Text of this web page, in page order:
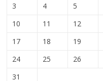
3
4 5
10
11 12
17
18 19
24
25 26
31